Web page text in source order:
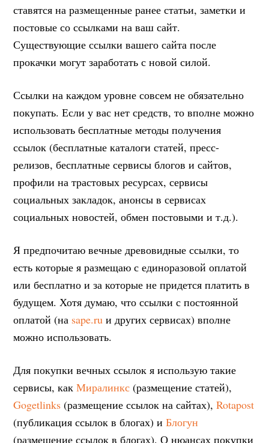
ставятся на размещенные ранее статьи, заметки и
постовые со ссылками на ваш сайт.
Существующие ссылки вашего сайта после
прокачки могут заработать с новой силой.
Ссылки на каждом уровне совсем не обязательно
покупать. Если у вас нет средств, то вполне можно
использовать бесплатные методы получения
ссылок (бесплатные каталоги статей, пресс-
релизов, бесплатные сервисы блогов и сайтов,
профили на трастовых ресурсах, сервисы
социальных закладок, анонсы в сервисах
социальных новостей, обмен постовыми и т.д.).
Я предпочитаю вечные древовидные ссылки, то
есть которые я размещаю с единоразовой оплатой
или бесплатно и за которые не придется платить в
будущем. Хотя думаю, что ссылки с постоянной
оплатой (на sape.ru и других сервисах) вполне
можно использовать.
Для покупки вечных ссылок я использую такие
сервисы, какМиралинкс (размещение статей),
Gogetlinks (размещение ссылок на сайтах),Rotapost
(публикация ссылок в блогах) иБлогун
(размещение ссылок в блогах). О нюансах покупки